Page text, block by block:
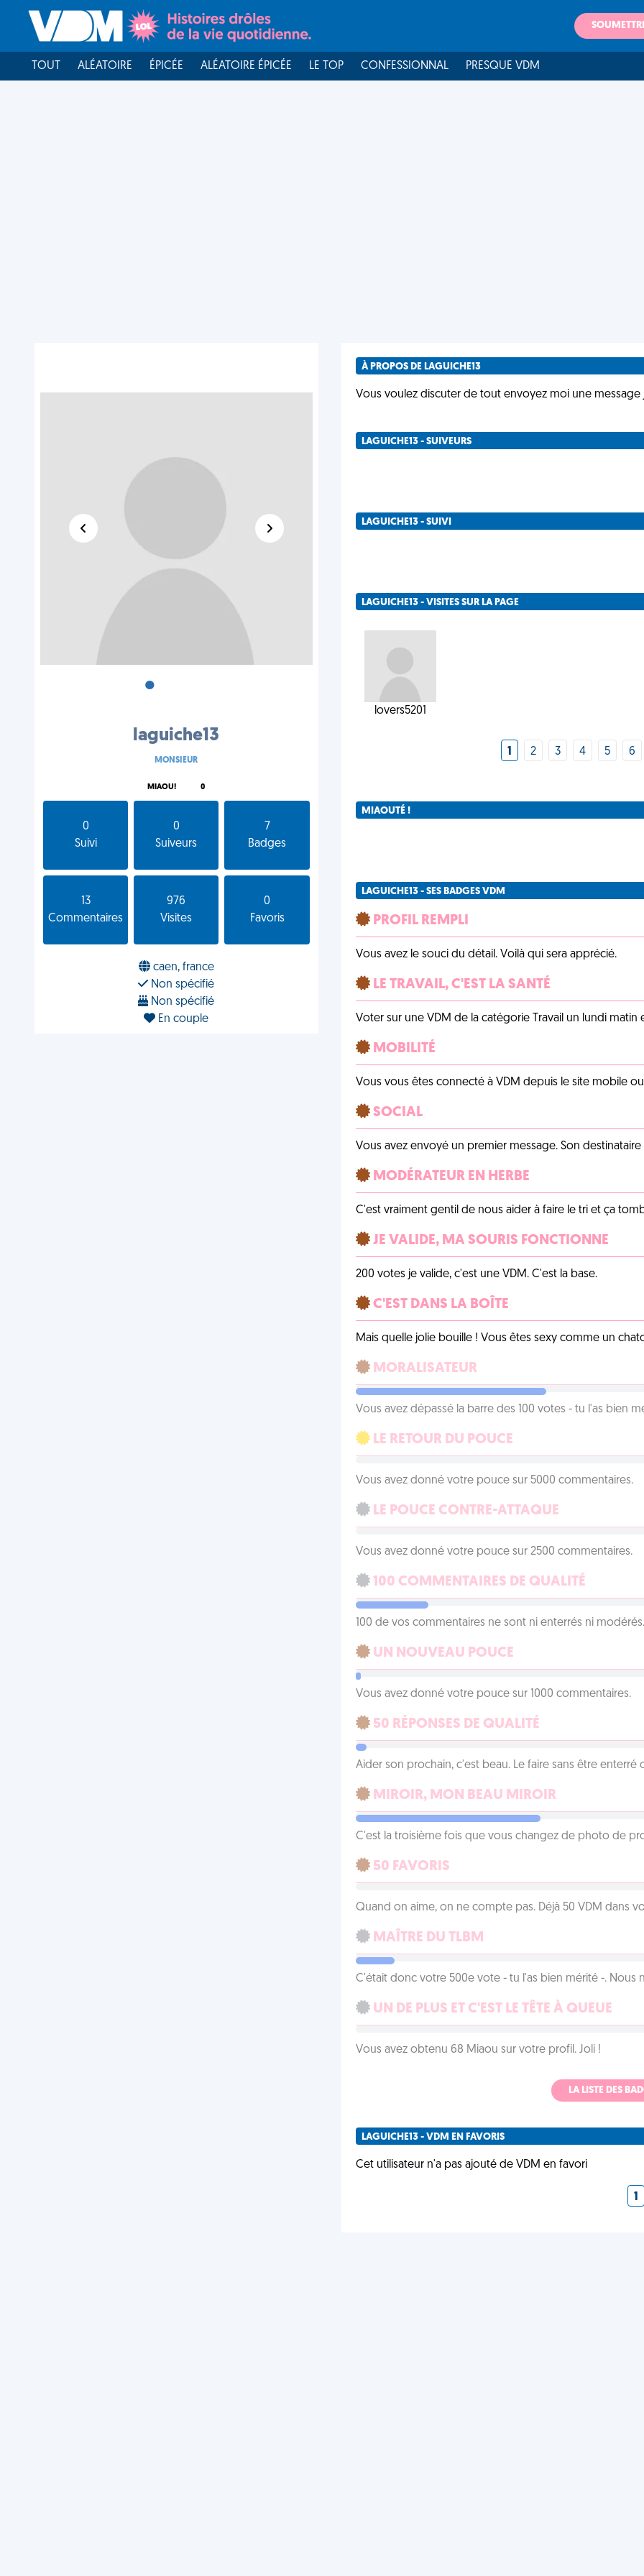
TOUT ALÉATOIRE ÉPICÉE ALÉATOIRE ÉPICÉE LE TOP CONFESSIONNAL PRESQUE VDM
•
laguiche13
MONSIEUR
MIAOU! 0
0
Suivi
0
Suiveurs
7
Badges
13
Commentaires
976
Visites
0
Favoris
caen, france
Non spécifié
Non spécifié
En couple
À PROPOS DE LAGUICHE13
Vous voulez discuter de tout envoyez moi une message
LAGUICHE13 - SUIVEURS
LAGUICHE13 - SUIVI
LAGUICHE13 - VISITES SUR LA PAGE
lovers5201
1 2 3 4 5 6
MIAOUTÉ !
LAGUICHE13 - SES BADGES VDM
PROFIL REMPLI
Vous avez le souci du détail. Voilà qui sera apprécié.
LE TRAVAIL, C'EST LA SANTÉ
Voter sur une VDM de la catégorie Travail un lundi matin
MOBILITÉ
Vous vous êtes connecté à VDM depuis le site mobile
SOCIAL
Vous avez envoyé un premier message. Son
MODÉRATEUR EN HERBE
C'est vraiment gentil de nous aider à faire le tri et ça
JE VALIDE, MA SOURIS FONCTIONNE
200 votes je valide, c'est une VDM. C'est la base.
C'EST DANS LA BOÎTE
Mais quelle jolie bouille ! Vous êtes sexy comme un
MORALISATEUR
Vous avez dépassé la barre des 100 votes - tu l'as bien
LE RETOUR DU POUCE
Vous avez donné votre pouce sur 5000 commentaires.
LE POUCE CONTRE-ATTAQUE
Vous avez donné votre pouce sur 2500 commentaires.
100 COMMENTAIRES DE QUALITÉ
100 de vos commentaires ne sont ni enterrés ni
UN NOUVEAU POUCE
Vous avez donné votre pouce sur 1000 commentaires.
50 RÉPONSES DE QUALITÉ
Aider son prochain, c'est beau. Le faire sans être
MIROIR, MON BEAU MIROIR
C'est la troisième fois que vous changez de photo de
50 FAVORIS
Quand on aime, on ne compte pas. Déjà 50 VDM dans
MAÎTRE DU TLBM
C'était donc votre 500e vote - tu l'as bien mérité -. Nous
UN DE PLUS ET C'EST LE TÊTE À QUEUE
Vous avez obtenu 68 Miaou sur votre profil. Joli !
LA LISTE DES
LAGUICHE13 - VDM EN FAVORIS
Cet utilisateur n'a pas ajouté de VDM en favori
1